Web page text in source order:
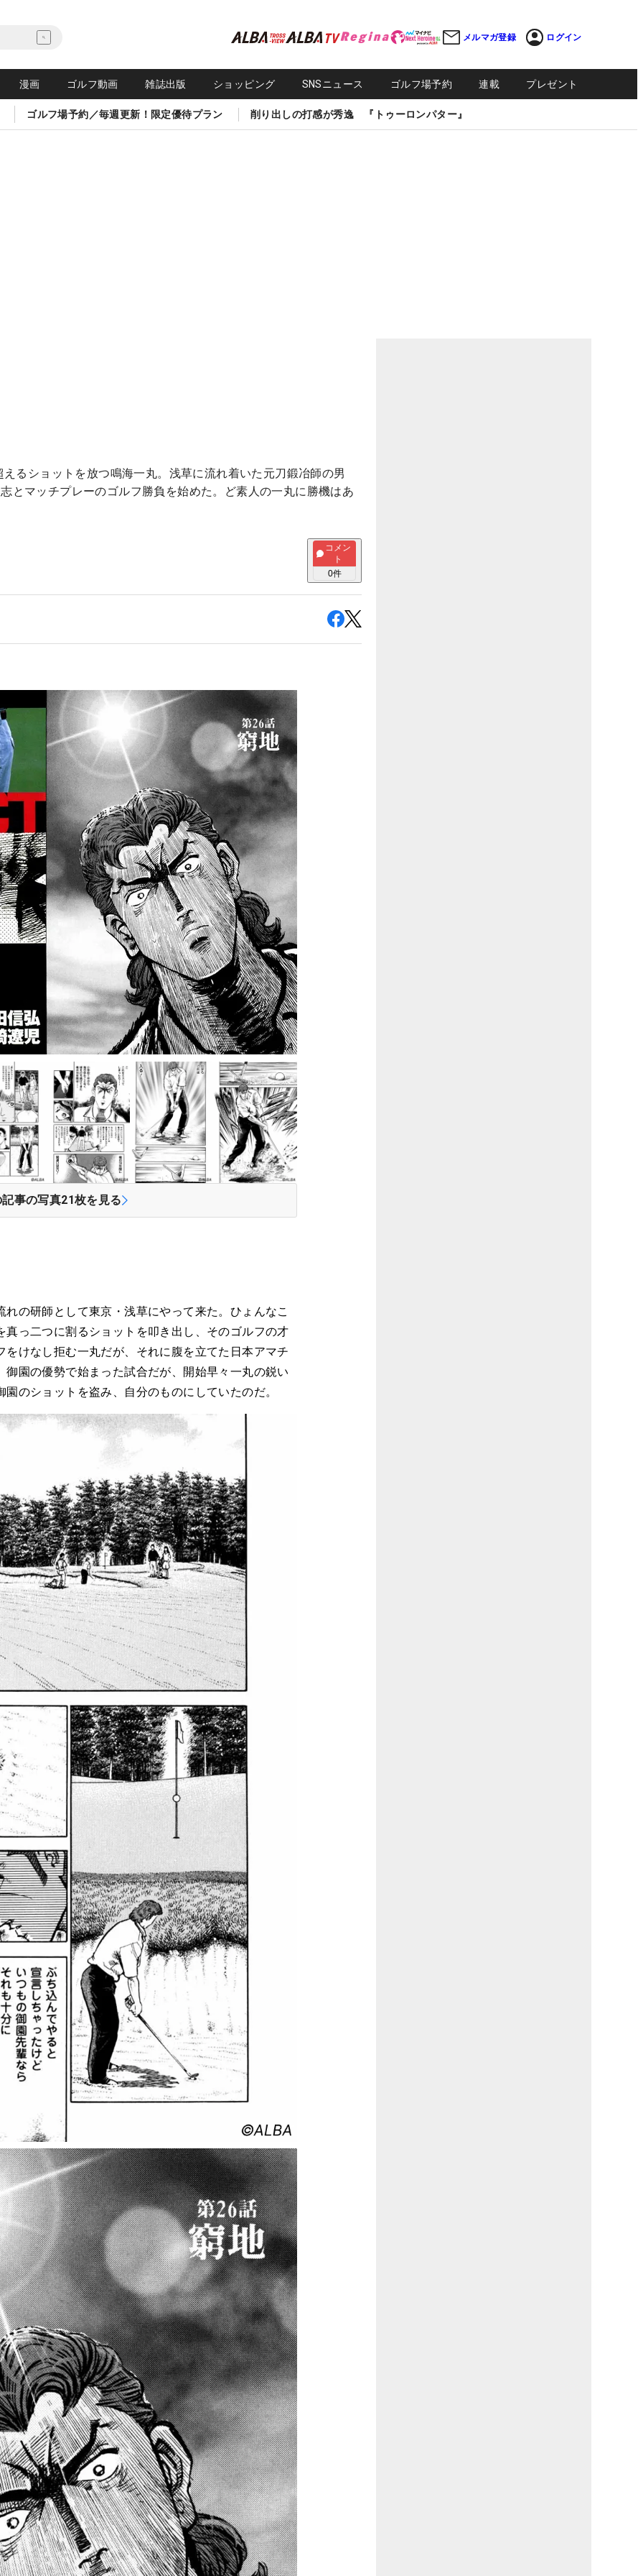
メルマガ登録 ログイン
漫画 ゴルフ動画 雑誌出版 ショッピング SNSニュース ゴルフ場予約 連載 プレゼント
ゴルフ場予約／毎週更新！限定優待プラン 削り出しの打感が秀逸 『トゥーロンパター』
るショットを放つ鳴海一丸。浅草に流れ着いた元刀鍛冶師の男
とマッチプレーのゴルフ勝負を始めた。ど素人の一丸に勝機はあ
コメン
ト
0件
事の写真21枚を見る
れの研師として東京・浅草にやって来た。ひょんなこ
っ二つに割るショットを叩き出し、そのゴルフの才
けなし拒む一丸だが、それに腹を立てた日本アマチ
園の優勢で始まった試合だが、開始早々一丸の鋭い
のショットを盗み、自分のものにしていたのだ。